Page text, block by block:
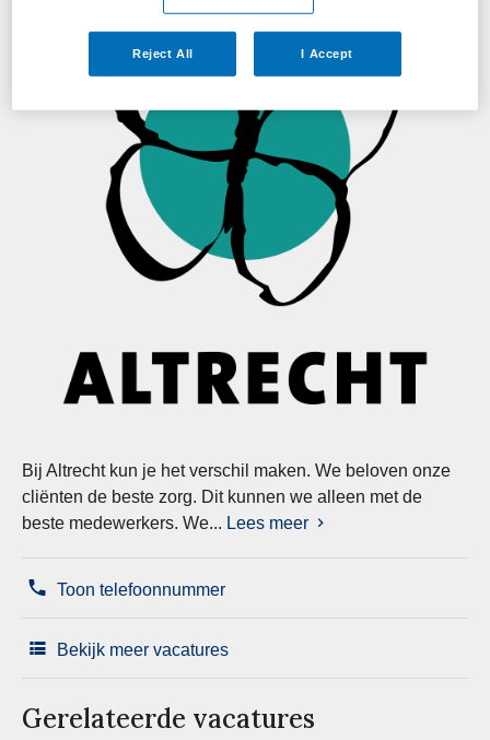
Bij Altrecht kun je het verschil maken. We beloven onze
cliënten de beste zorg. Dit kunnen we alleen met de
beste medewerkers. We... Lees meer
Toon telefoonnummer
Bekijk meer vacatures
Gerelateerde vacatures
Reject All I Accept